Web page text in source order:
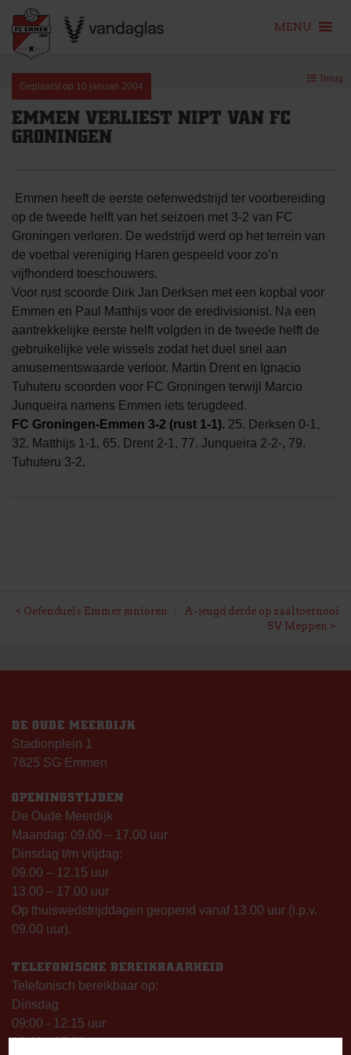
content
MENU
Geplaatst op 10 januari 2004
Terug
EMMEN VERLIEST NIPT VAN FC
GRONINGEN
Emmen heeft de eerste oefenwedstrijd ter voorbereiding
op de tweede helft van het seizoen met 3-2 van FC
Groningen verloren. De wedstrijd werd op het terrein van
de voetbal vereniging Haren gespeeld voor zo’n
vijfhonderd toeschouwers.
Voor rust scoorde Dirk Jan Derksen met een kopbal voor
Emmen en Paul Matthijs voor de eredivisionist. Na een
aantrekkelijke eerste helft volgden in de tweede helft de
gebruikelijke vele wissels zodat het duel snel aan
amusementswaarde verloor. Martin Drent en Ignacio
Tuhuteru scoorden voor FC Groningen terwijl Marcio
Junqueira namens Emmen iets terugdeed.
FC Groningen-Emmen 3-2 (rust 1-1). 25. Derksen 0-1,
32. Matthijs 1-1, 65. Drent 2-1, 77. Junqueira 2-2-, 79.
Tuhuteru 3-2.
BERICHT
Oefenduels Emmer junioren
A-jeugd derde op zaaltoernooi
SV Meppen
DE OUDE MEERDIJK
Stadionplein 1
7825 SG Emmen
OPENINGSTIJDEN
De Oude Meerdijk
Maandag: 09.00 – 17.00 uur
Dinsdag t/m vrijdag:
09.00 – 12.15 uur
13.00 – 17.00 uur
Op thuiswedstrijddagen geopend vanaf 13.00 uur (i.p.v.
09.00 uur).
TELEFONISCHE BEREIKBAARHEID
Telefonisch bereikbaar op:
Dinsdag
09:00 - 12:15 uur
13:00 - 17:00 uur